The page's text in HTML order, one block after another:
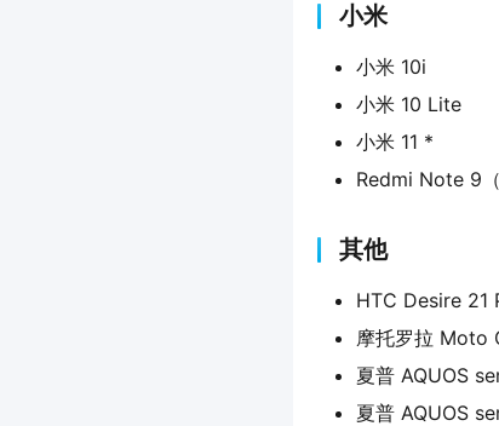
小米
小米 10i
小米 10 Lite
小米 11 *
Redmi Note 9（
其他
HTC Desire 21
摩托罗拉 Moto
夏普 AQUOS
夏普 AQUOS